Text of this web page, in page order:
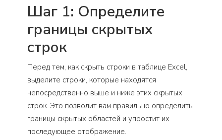
Шаг 1: Определите
границы скрытых
строк
Перед тем, как скрыть строки в таблице Excel,
выделите строки, которые находятся
непосредственно выше и ниже этих скрытых
строк. Это позволит вам правильно определить
границы скрытых областей и упростит их
последующее отображение.